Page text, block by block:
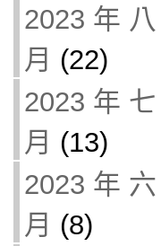
2023 年 八
月 (22)
2023 年 七
月 (13)
2023 年 六
月 (8)